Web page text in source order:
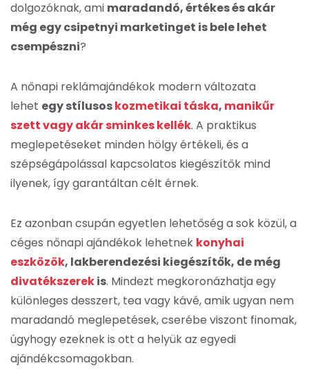
dolgozóknak, ami maradandó, értékes és akár
még egy csipetnyi marketinget is bele lehet
csempészni?
A nőnapi reklámajándékok modern változata
lehet egy stílusoskozmetikai táska, manikűr
szett vagy akár sminkes kellék. A praktikus
meglepetéseket minden hölgy értékeli, és a
szépségápolással kapcsolatos kiegészítők mind
ilyenek, így garantáltan célt érnek.
Ez azonban csupán egyetlen lehetőség a sok közül, a
céges nőnapi ajándékok lehetnek konyhai
eszközök, lakberendezési kiegészítők, de még
divatékszerekis. Mindezt megkoronázhatja egy
különleges desszert, tea vagy kávé, amik ugyan nem
maradandó meglepetések, cserébe viszont finomak,
úgyhogy ezeknek is ott a helyük az egyedi
ajándékcsomagokban.